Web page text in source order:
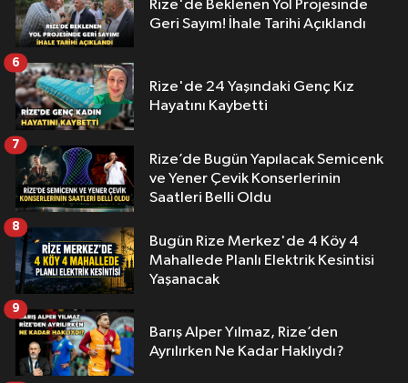
Rize'de Beklenen Yol Projesinde
Geri Sayım! İhale Tarihi Açıklandı
Rize'de 24 Yaşındaki Genç Kız
Hayatını Kaybetti
6
Rize’de Bugün Yapılacak Semicenk
ve Yener Çevik Konserlerinin
Saatleri Belli Oldu
7
Bugün Rize Merkez'de 4 Köy 4
Mahallede Planlı Elektrik Kesintisi
Yaşanacak
8
Barış Alper Yılmaz, Rize’den
Ayrılırken Ne Kadar Haklıydı?
9